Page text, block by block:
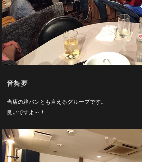
音舞夢
当店の箱バンとも言えるグループです。
良いですよ～！